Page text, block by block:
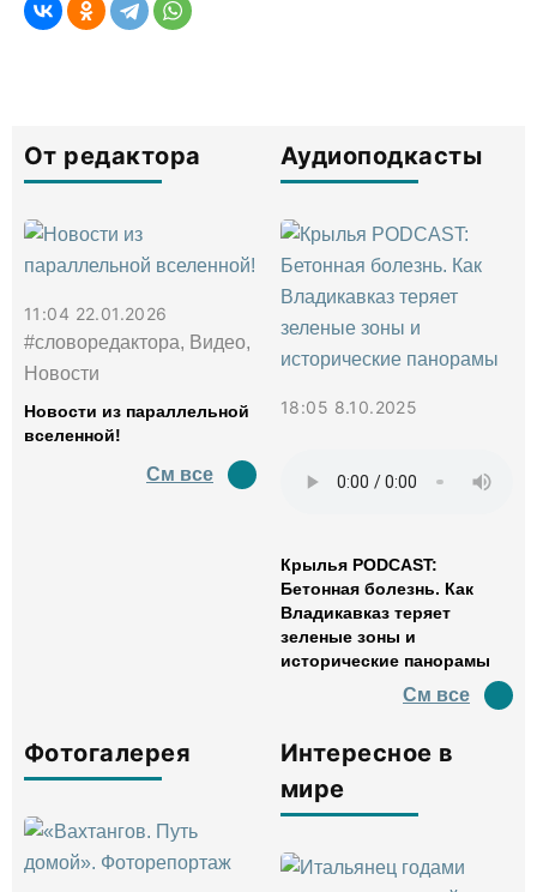
От редактора
11:04 22.01.2026
#словоредактора, Видео,
Новости
Новости из параллельной
вселенной!
См все
Аудиоподкасты
18:05 8.10.2025
Крылья PODCAST:
Бетонная болезнь. Как
Владикавказ теряет
зеленые зоны и
исторические панорамы
См все
Фотогалерея
Интересное в
мире